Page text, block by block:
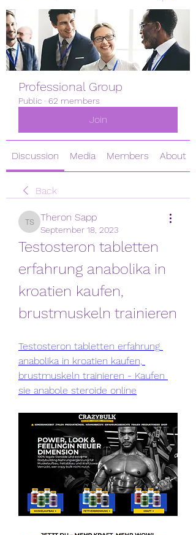
Professional Group
Public · 62 members
Join
Discussion Media Members About
Back
Theron Sapp
Theron Sapp
September 18, 2023
Testosteron tabletten
erfahrung anabolika in
kroatien kaufen,
brustmuskeln trainieren
Testosteron tabletten erfahrung
anabolika in kroatien kaufen,
brustmuskeln trainieren - Kaufen
sie anabole steroide online